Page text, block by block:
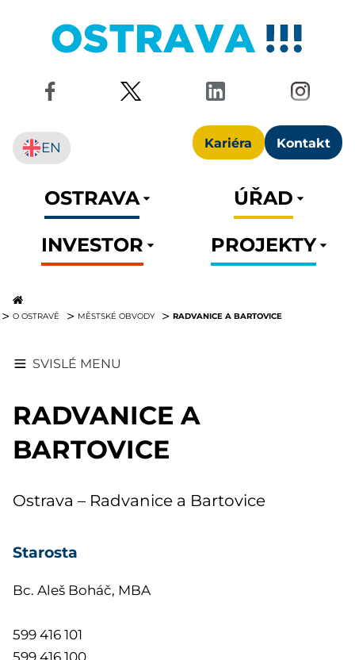
Kariéra Kontakt
EN
OSTRAVA
ÚŘAD
INVESTOR
PROJEKTY
O OSTRAVĚ MĚSTSKÉ OBVODY RADVANICE A BARTOVICE
SVISLÉ MENU
RADVANICE A
BARTOVICE
Ostrava – Radvanice a Bartovice
Starosta
Bc. Aleš Boháč, MBA
599 416 101